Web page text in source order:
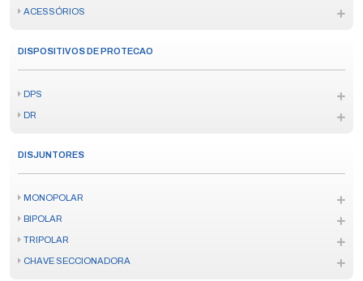
ACESSÓRIOS
DISPOSITIVOS DE PROTECAO
DPS
DR
DISJUNTORES
MONOPOLAR
BIPOLAR
TRIPOLAR
CHAVE SECCIONADORA